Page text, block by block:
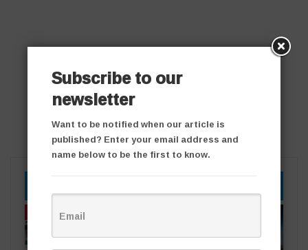
తాజా వార్తలు
Subscribe to our
newsletter
Want to be notified when our article is
published? Enter your email address and
name below to be the first to know.